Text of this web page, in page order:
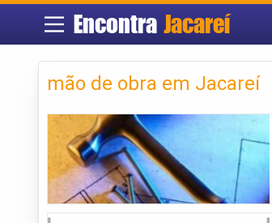
Encontra Jacareí
mão de obra em Jacareí